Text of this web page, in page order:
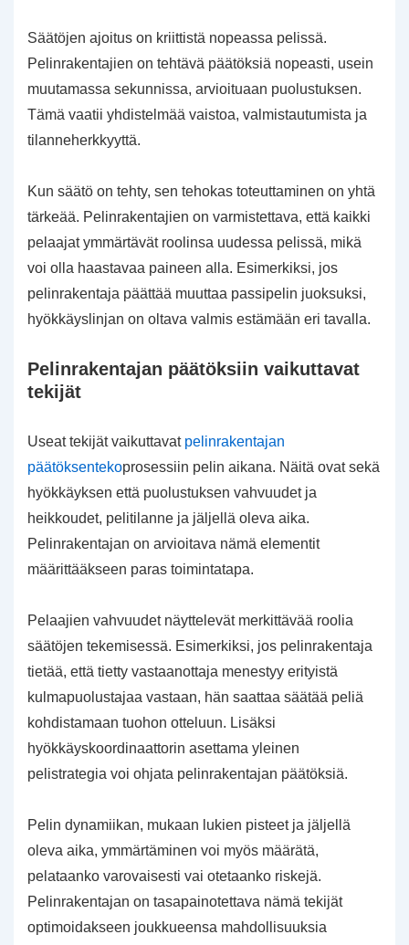
Säätöjen ajoitus on kriittistä nopeassa pelissä.
Pelinrakentajien on tehtävä päätöksiä nopeasti, usein
muutamassa sekunnissa, arvioituaan puolustuksen.
Tämä vaatii yhdistelmää vaistoa, valmistautumista ja
tilanneherkkyyttä.
Kun säätö on tehty, sen tehokas toteuttaminen on yhtä
tärkeää. Pelinrakentajien on varmistettava, että kaikki
pelaajat ymmärtävät roolinsa uudessa pelissä, mikä
voi olla haastavaa paineen alla. Esimerkiksi, jos
pelinrakentaja päättää muuttaa passipelin juoksuksi,
hyökkäyslinjan on oltava valmis estämään eri tavalla.
Pelinrakentajan päätöksiin vaikuttavat
tekijät
Useat tekijät vaikuttavat pelinrakentajan
päätöksentekoprosessiin pelin aikana. Näitä ovat sekä
hyökkäyksen että puolustuksen vahvuudet ja
heikkoudet, pelitilanne ja jäljellä oleva aika.
Pelinrakentajan on arvioitava nämä elementit
määrittääkseen paras toimintatapa.
Pelaajien vahvuudet näyttelevät merkittävää roolia
säätöjen tekemisessä. Esimerkiksi, jos pelinrakentaja
tietää, että tietty vastaanottaja menestyy erityistä
kulmapuolustajaa vastaan, hän saattaa säätää peliä
kohdistamaan tuohon otteluun. Lisäksi
hyökkäyskoordinaattorin asettama yleinen
pelistrategia voi ohjata pelinrakentajan päätöksiä.
Pelin dynamiikan, mukaan lukien pisteet ja jäljellä
oleva aika, ymmärtäminen voi myös määrätä,
pelataanko varovaisesti vai otetaanko riskejä.
Pelinrakentajan on tasapainotettava nämä tekijät
optimoidakseen joukkueensa mahdollisuuksia